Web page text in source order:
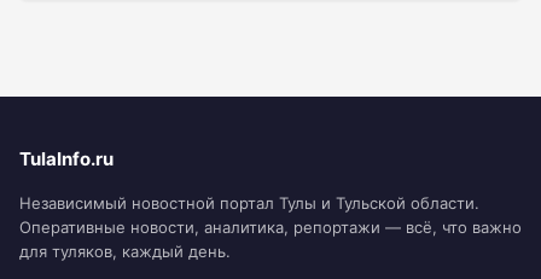
TulaInfo.ru
Независимый новостной портал Тулы и Тульской области.
Оперативные новости, аналитика, репортажи — всё, что важно
для туляков, каждый день.